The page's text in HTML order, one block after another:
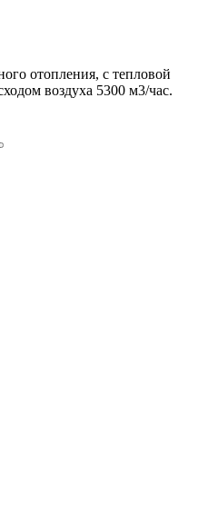
отопления, с тепловой
воздуха 5300 м3/час.